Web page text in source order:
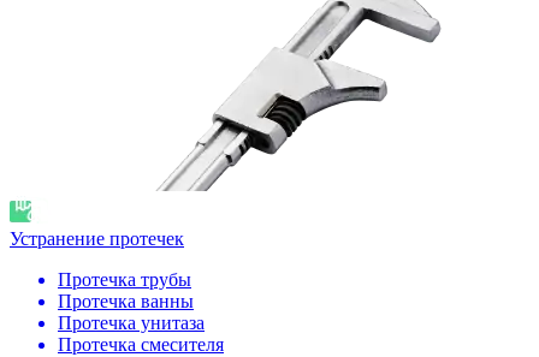
Устранение протечек
Протечка трубы
Протечка ванны
Протечка унитаза
Протечка смесителя